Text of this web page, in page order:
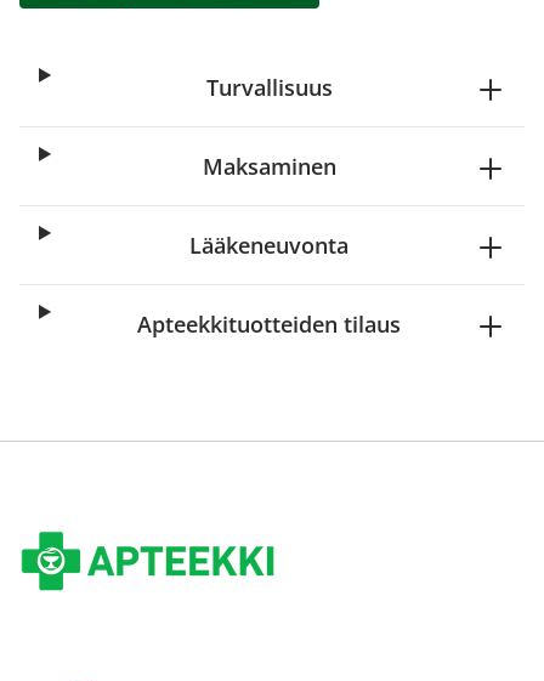
Turvallisuus
Maksaminen
Lääkeneuvonta
Apteekkituotteiden tilaus